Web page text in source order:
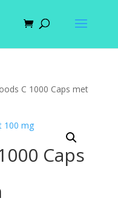
C 1000 Caps met
Caps